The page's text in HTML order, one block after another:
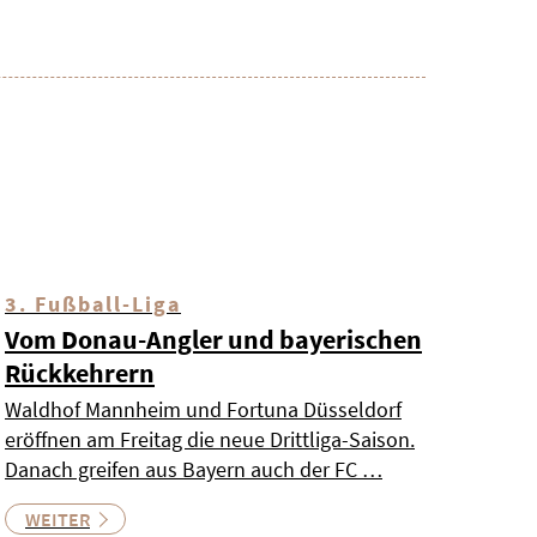
3. Fußball-Liga
Vom Donau-Angler und bayerischen
Rückkehrern
Waldhof Mannheim und Fortuna Düsseldorf
eröffnen am Freitag die neue Drittliga-Saison.
Danach greifen aus Bayern auch der FC …
WEITER